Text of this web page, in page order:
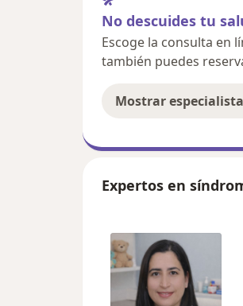
No descuides tu
Escoge la consulta en
también puedes
Mostrar
Expertos en